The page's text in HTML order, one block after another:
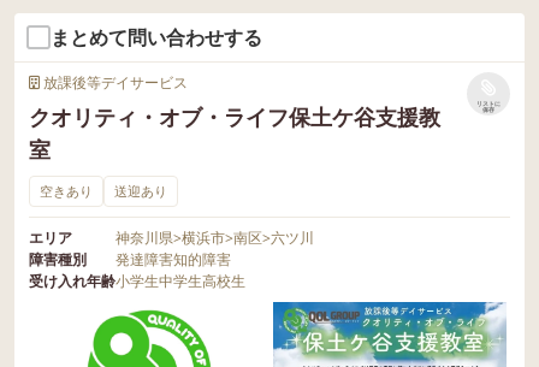
まとめて問い合わせする
放課後等デイサービス
クオリティ・オブ・ライフ保土ケ谷支援教
室
リストに
保存
空きあり 送迎あり
エリア 神奈川県>横浜市>南区>六ツ川
障害種別
発達障害知的障害
受け入れ年齢小学生中学生高校生